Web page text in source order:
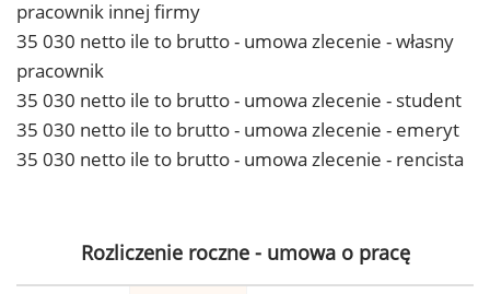
pracownik innej firmy
35 030 netto ile to brutto - umowa zlecenie - własny
pracownik
35 030 netto ile to brutto - umowa zlecenie - student
35 030 netto ile to brutto - umowa zlecenie - emeryt
35 030 netto ile to brutto - umowa zlecenie - rencista
Rozliczenie roczne - umowa o pracę